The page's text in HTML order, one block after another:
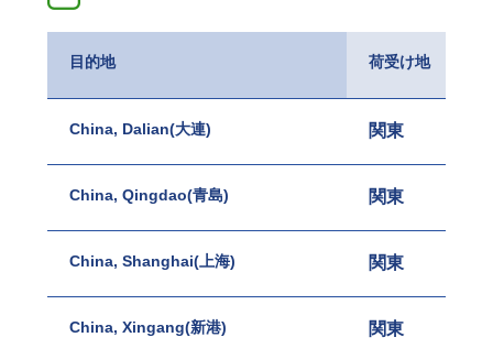
目的地 荷受け地
China, Dalian(大連) 関東
China, Qingdao(青島) 関東
China, Shanghai(上海) 関東
China, Xingang(新港) 関東